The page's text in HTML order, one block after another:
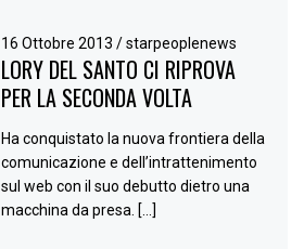
16 Ottobre 2013/ starpeoplenews
LORY DEL SANTO CI RIPROVA
PER LA SECONDA VOLTA
Ha conquistato la nuova frontiera della
comunicazione e dell’intrattenimento
sul web con il suo debutto dietro una
macchina da presa. […]